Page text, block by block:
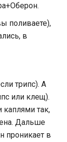
поливаете),
в
трипс). А
или клещ).
так,
Дальше
проникает в